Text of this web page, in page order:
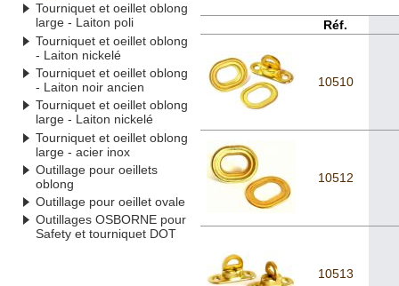
Tourniquet et oeillet oblong
large - Laiton poli
Tourniquet et oeillet oblong
- Laiton nickelé
Tourniquet et oeillet oblong
- Laiton noir ancien
Tourniquet et oeillet oblong
large - Laiton nickelé
Tourniquet et oeillet oblong
large - acier inox
Outillage pour oeillets
oblong
Outillage pour oeillet ovale
Outillages OSBORNE pour
Safety et tourniquet DOT
Réf.
10510
10512
10513